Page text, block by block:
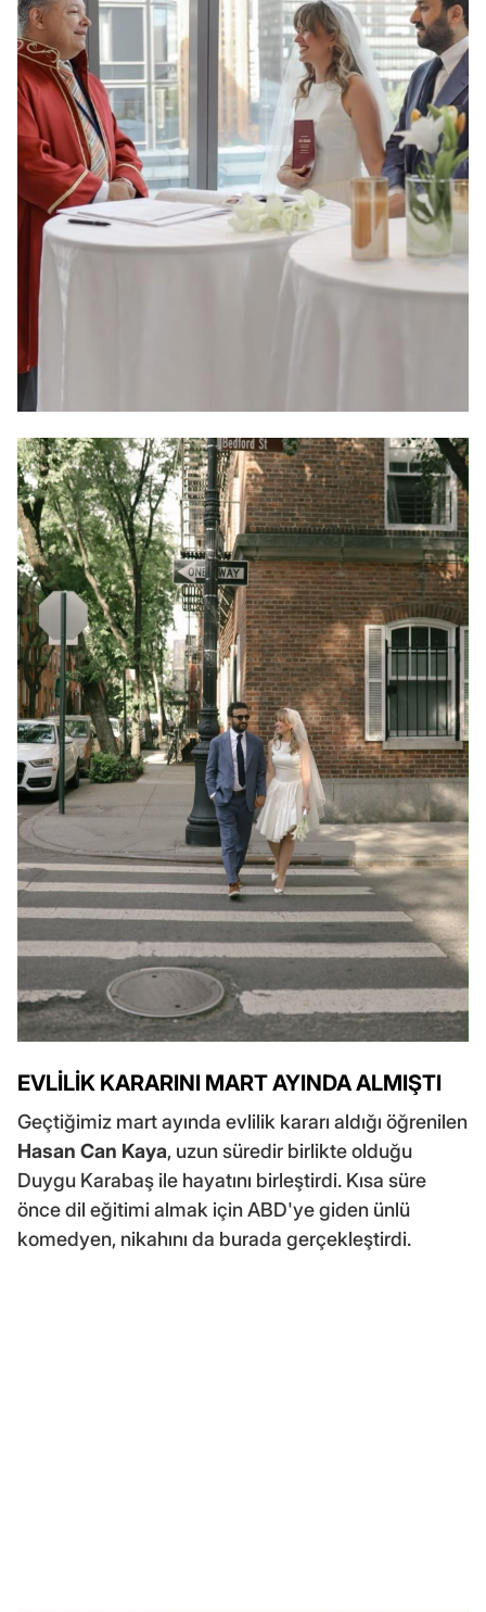
EVLİLİK KARARINI MART AYINDA ALMIŞTI
Geçtiğimiz mart ayında evlilik kararı aldığı öğrenilen
Hasan Can Kaya, uzun süredir birlikte olduğu
Duygu Karabaş ile hayatını birleştirdi. Kısa süre
önce dil eğitimi almak için ABD'ye giden ünlü
komedyen, nikahını da burada gerçekleştirdi.